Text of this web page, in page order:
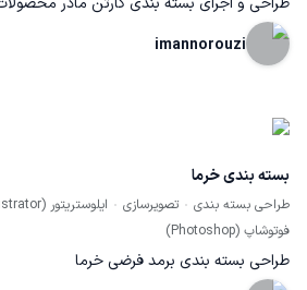
آناهیتا
imannorouzi
بسته بندی خرما
طراحی بسته بندی تصویرسازی ایلوستریتور (Adobe Illustrator)
فوتوشاپ (Photoshop)
طراحی بسته بندی برمد فرضی خرما